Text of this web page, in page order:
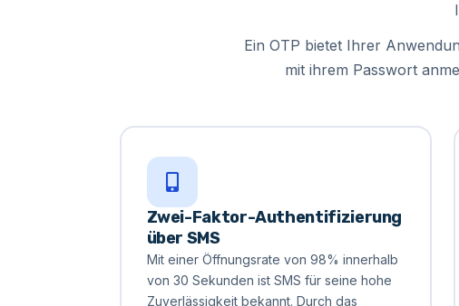
Ein OTP bietet Ihrer
mit ihrem Passwort
Zwei-Faktor-Authentifizierung
über SMS
Mit einer Öffnungsrate von 98% innerhalb
von 30 Sekunden ist SMS für seine hohe
Zuverlässigkeit bekannt. Durch das